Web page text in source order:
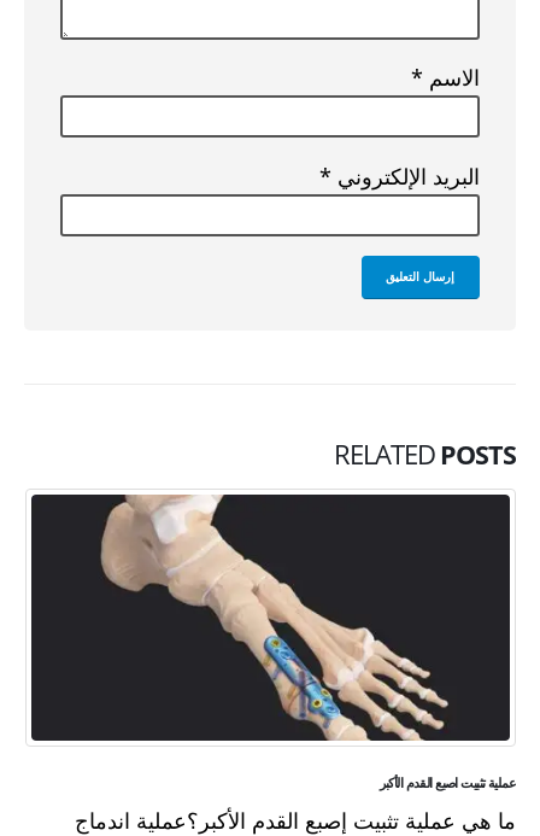
الاسم *
البريد الإلكتروني *
RELATED POSTS
عملية تثبيت اصبع القدم الأكبر
ما هي عملية تثبيت إصبع القدم الأكبر؟عملية اندماج